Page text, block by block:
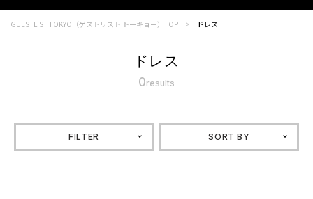
GUESTLIST TOKYO（ゲストリスト トーキョー）TOP ドレス
ドレス
0results
FILTER SORT BY